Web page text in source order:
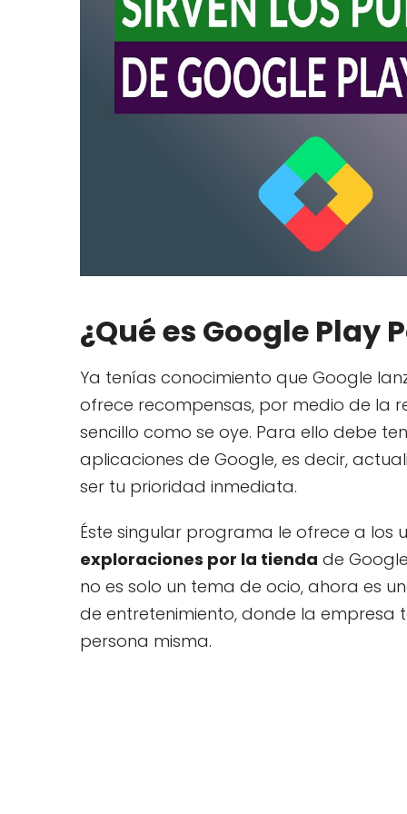
¿Qué es Google Play
Ya tenías conocimiento que Google
ofrece recompensas, por medio de la
sencillo como se oye. Para ello debe
aplicaciones de Google, es decir,
ser tu prioridad inmediata.
Éste singular programa le ofrece a
exploraciones por la tienda de
no es solo un tema de ocio, ahora es
de entretenimiento, donde la
persona misma.